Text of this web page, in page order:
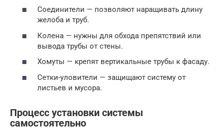
Соединители — позволяют наращивать длину
желоба и труб.
Колена — нужны для обхода препятствий или
вывода трубы от стены.
Хомуты — крепят вертикальные трубы к фасаду.
Сетки-уловители — защищают систему от
листьев и мусора.
Процесс установки системы
самостоятельно